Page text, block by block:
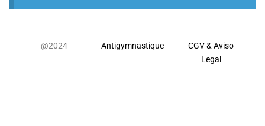
@2024 Antigymnastique
CGV & Aviso
Legal